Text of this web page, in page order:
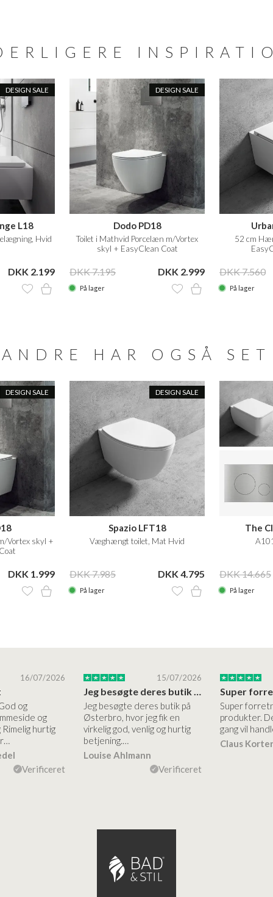
DESIGN SALE
L18
Hvid
DKK 2.199
DESIGN SALE
Dodo PD18
Toilet i Mathvid Porcelæn m/Vortex
skyl + EasyClean Coat
DKK 7.195 DKK 2.999
På lager
52 cm
DKK 7.560
På lager
ANDRE HAR OGSÅ SET
DESIGN SALE
Vortex skyl +
DKK 1.999
DESIGN SALE
Spazio LFT18
Væghængt toilet, Mat Hvid
DKK 7.985 DKK 4.795
På lager
The
DKK 14.665
På lager
16/07/2026
og
og
hurtig
Verificeret
15/07/2026
Jeg besøgte deres butik på Østerbro
Jeg besøgte deres butik på
Østerbro, hvor jeg fik en
virkelig god, venlig og hurtig
betjening.…
Louise Ahlmann
Verificeret
Super
produkter.
gang vil
Claus